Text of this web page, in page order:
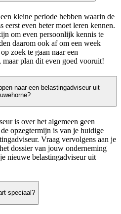
kleine periode hebben waarin de
eerst even beter moet leren kennen.
om even persoonlijk kennis te
daarom ook af om een week
zoek te gaan naar een
plan dit even goed vooruit!
naar een belastingadviseur uit
is over het algemeen geen
opzegtermijn is van je huidige
Vraag vervolgens aan je
dossier van jouw onderneming
nieuwe belastingadviseur uit
speciaal?